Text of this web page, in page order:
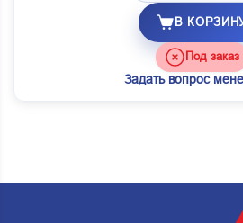
В
Под заказ
Задать вопрос